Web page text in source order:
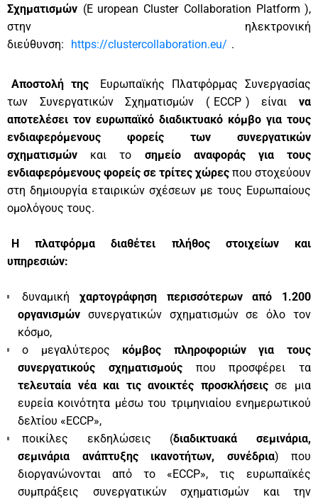
Σχηματισμών (Ε uropean Cluster Collaboration Platform ),
στην ηλεκτρονική
διεύθυνση:
https://clustercollaboration.eu/ .
Αποστολή της
Ευρωπαϊκής Πλατφόρμας Συνεργασίας
των Συνεργατικών Σχηματισμών ( ECCP ) είναινα
αποτελέσει τον ευρωπαϊκό διαδικτυακό κόμβο για τους
ενδιαφερόμενους φορείς των συνεργατικών
σχηματισμών και το σημείο αναφοράς για τους
ενδιαφερόμενους φορείς σε τρίτες χώρες που στοχεύουν
στη δημιουργία εταιρικών σχέσεων με τους Ευρωπαίους
ομολόγους τους.
Η πλατφόρμα διαθέτει πλήθος στοιχείων και
υπηρεσιών:
δυναμική χαρτογράφηση περισσότερων από 1.200
οργανισμών συνεργατικών σχηματισμών σε όλο τον
κόσμο,
ο μεγαλύτερος κόμβος πληροφοριών για τους
συνεργατικούς σχηματισμούςπου προσφέρει τα
τελευταία νέα και τις ανοικτές προσκλήσειςσε μια
ευρεία κοινότητα μέσω του τριμηνιαίου ενημερωτικού
δελτίου «ECCP»,
ποικίλες εκδηλώσεις (διαδικτυακά σεμινάρια,
σεμινάρια ανάπτυξης ικανοτήτων, συνέδρια) που
διοργανώνονται από το «ECCP», τις ευρωπαϊκές
συμπράξεις συνεργατικών σχηματισμών και την